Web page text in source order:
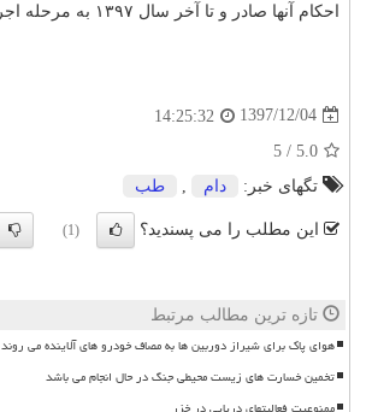
احكام آنها صادر و تا آخر سال ۱۳۹۷ به مرحله اجرا در نیامده و معوق باقی مانده است، مبادرت به وصول و درآمد حاصله را به حساب درآمد عمومی نزد خزانه داری كل كشور واریز نماید.
1397/12/04
14:25:32
5.0
/
5
تگهای خبر:
دام طب
این مطلب را می پسندید؟ (1)
تازه ترین مطالب مرتبط
هوای پاک برای شیراز دوربین ها به مصاف خودرو های آلاینده می روند
تخمین خسارت های زیست محیطی جنگ در حال انجام می باشد